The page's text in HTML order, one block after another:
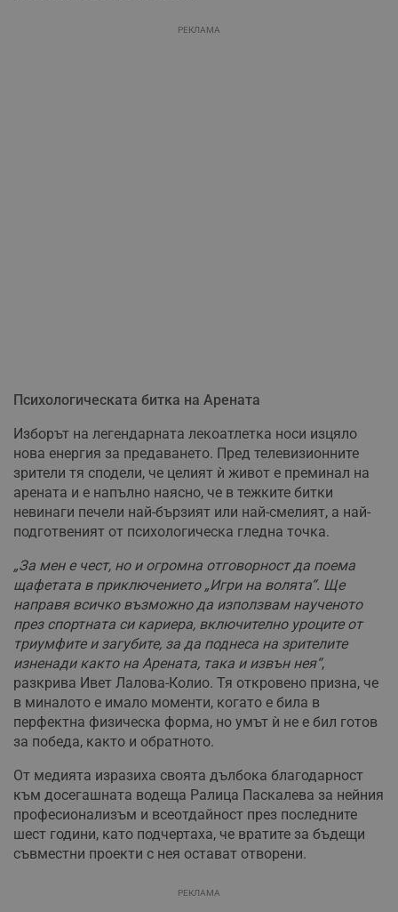
РЕКЛАМА
Психологическата битка на Арената
Изборът на легендарната лекоатлетка носи изцяло
нова енергия за предаването. Пред телевизионните
зрители тя сподели, че целият ѝ живот е преминал на
арената и е напълно наясно, че в тежките битки
невинаги печели най-бързият или най-смелият, а най-
подготвеният от психологическа гледна точка.
„За мен е чест, но и огромна отговорност да поема
щафетата в приключението „Игри на волята“. Ще
направя всичко възможно да използвам наученото
през спортната си кариера, включително уроците от
триумфите и загубите, за да поднеса на зрителите
изненади както на Арената, така и извън нея“,
разкрива Ивет Лалова-Колио. Тя откровено призна, че
в миналото е имало моменти, когато е била в
перфектна физическа форма, но умът ѝ не е бил готов
за победа, както и обратното.
От медията изразиха своята дълбока благодарност
към досегашната водеща Ралица Паскалева за нейния
професионализъм и всеотдайност през последните
шест години, като подчертаха, че вратите за бъдещи
съвместни проекти с нея остават отворени.
РЕКЛАМА